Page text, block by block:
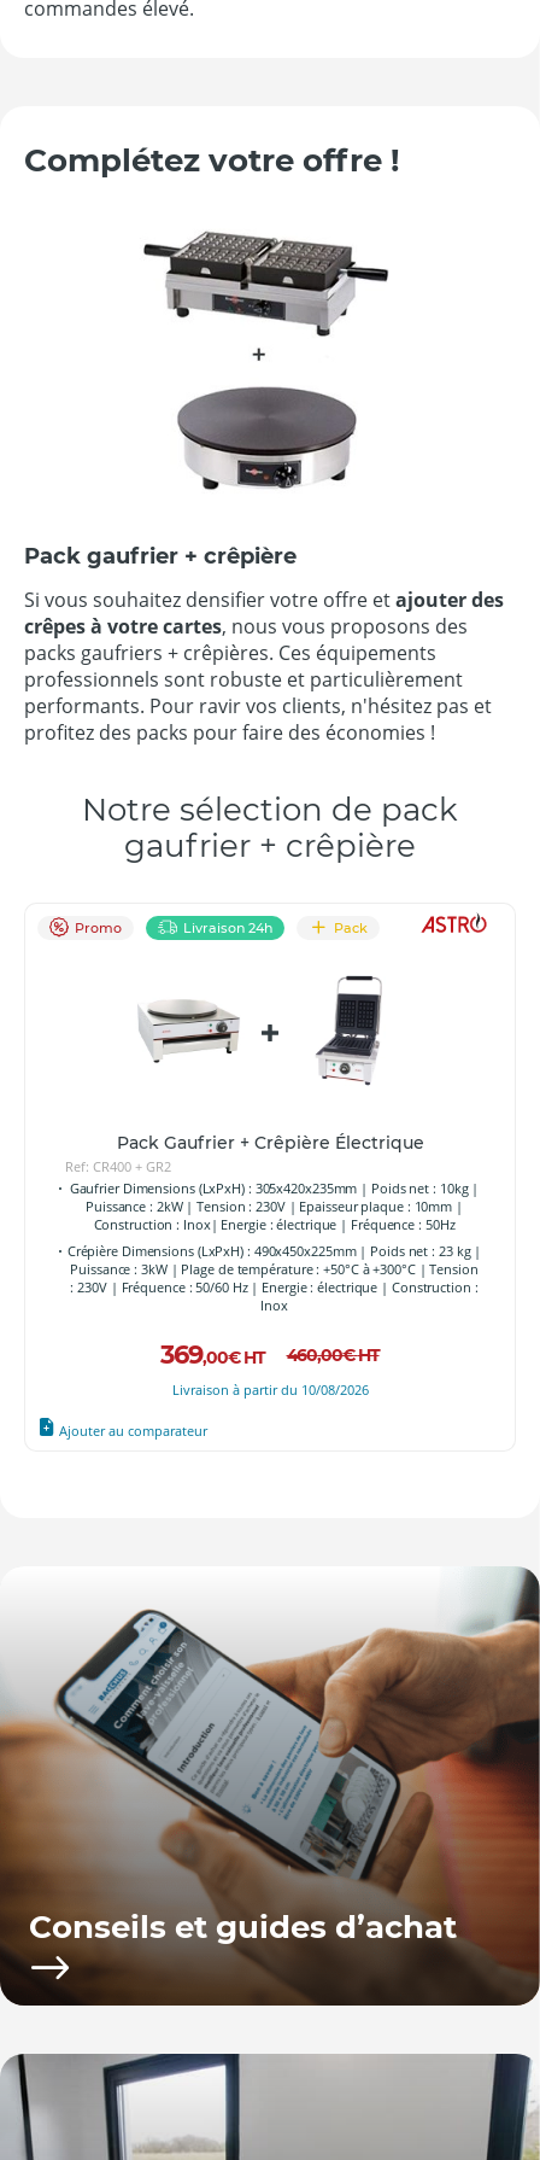
commandes élevé.
Complétez votre offre !
Pack gaufrier + crêpière
Si vous souhaitez densifier votre offre etajouter des
crêpes à votre cartes, nous vous proposons des
packs gaufriers + crêpières. Ces équipements
professionnels sont robuste et particulièrement
performants. Pour ravir vos clients, n'hésitez pas et
profitez des packs pour faire des économies !
Notre sélection de pack
gaufrier + crêpière
Promo Livraison 24h Pack
Pack Gaufrier + Crêpière Électrique
Ref: CR400 + GR2
Gaufrier Dimensions (LxPxH) : 305x420x235mm | Poids net : 10kg |
Puissance : 2kW | Tension : 230V | Epaisseur plaque : 10mm |
Construction : Inox| Energie : électrique | Fréquence : 50Hz
Crépière Dimensions (LxPxH) : 490x450x225mm | Poids net : 23 kg |
Puissance : 3kW | Plage de température : +50°C à +300°C | Tension
: 230V | Fréquence : 50/60 Hz | Energie : électrique | Construction :
Inox
369,00€ HT 460,00€HT
Livraison à partir du 10/08/2026
Ajouter au comparateur
Conseils et guides d’achat